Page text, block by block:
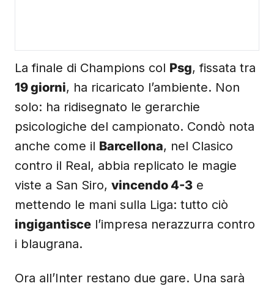
La finale di Champions col Psg, fissata tra
19 giorni, ha ricaricato l’ambiente. Non
solo: ha ridisegnato le gerarchie
psicologiche del campionato. Condò nota
anche come il Barcellona, nel Clasico
contro il Real, abbia replicato le magie
viste a San Siro, vincendo 4-3 e
mettendo le mani sulla Liga: tutto ciò
ingigantisce l’impresa nerazzurra contro
i blaugrana.
Ora all’Inter restano due gare. Una sarà